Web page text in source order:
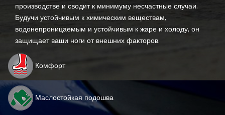
производстве и сводит к минимуму несчастные случаи.
Будучи устойчивым к химическим веществам,
водонепроницаемым и устойчивым к жаре и холоду, он
защищает ваши ноги от внешних факторов.
Комфорт
Маслостойкая подошва